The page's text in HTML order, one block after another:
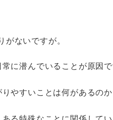
ないですが。
に潜んでいることが原因で
やすいことは何があるのか